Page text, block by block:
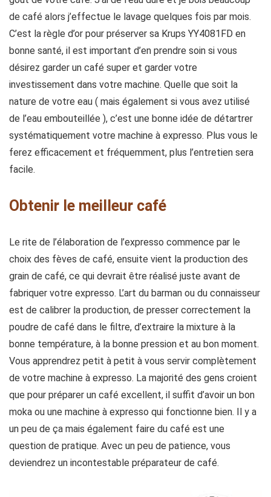
de café alors j’effectue le lavage quelques fois par mois.
C’est la règle d’or pour préserver sa Krups YY4081FD en
bonne santé, il est important d’en prendre soin si vous
désirez garder un café super et garder votre
investissement dans votre machine. Quelle que soit la
nature de votre eau ( mais également si vous avez utilisé
de l’eau embouteillée ), c’est une bonne idée de détartrer
systématiquement votre machine à expresso. Plus vous le
ferez efficacement et fréquemment, plus l’entretien sera
facile.
Obtenir le meilleur café
Le rite de l’élaboration de l’expresso commence par le
choix des fèves de café, ensuite vient la production des
grain de café, ce qui devrait être réalisé juste avant de
fabriquer votre expresso. L’art du barman ou du connaisseur
est de calibrer la production, de presser correctement la
poudre de café dans le filtre, d’extraire la mixture à la
bonne température, à la bonne pression et au bon moment.
Vous apprendrez petit à petit à vous servir complètement
de votre machine à expresso. La majorité des gens croient
que pour préparer un café excellent, il suffit d’avoir un bon
moka ou une machine à expresso qui fonctionne bien. Il y a
un peu de ça mais également faire du café est une
question de pratique. Avec un peu de patience, vous
deviendrez un incontestable préparateur de café.